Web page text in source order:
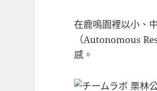
在鹿嗚園裡以小、
（Autonomous
感。